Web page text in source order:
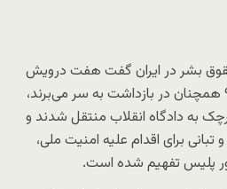
بشر در ایران گفت هفت درویش
زن که از اواخر بهمن سال ۹۶ همچنان در بازداشت به سر می‌برند،
قرچک به دادگاه انقلاب منتقل شدند و
تبانی برای اقدام علیه امنیت ملی،
پلیس تفهیم شده است.